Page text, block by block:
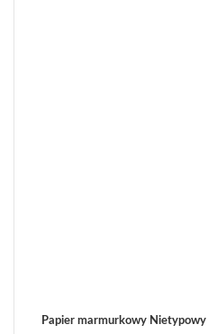
Papier marmurkowy Nietypowy